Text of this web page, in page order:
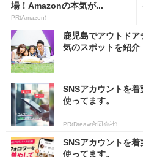
場！Amazonの本気が...
PR(Amazon)
鹿児島でアウトド
気のスポットを紹介
SNSアカウントを着
使ってます。
PR(Dreaw合同会社)
SNSアカウントを着
使ってます。